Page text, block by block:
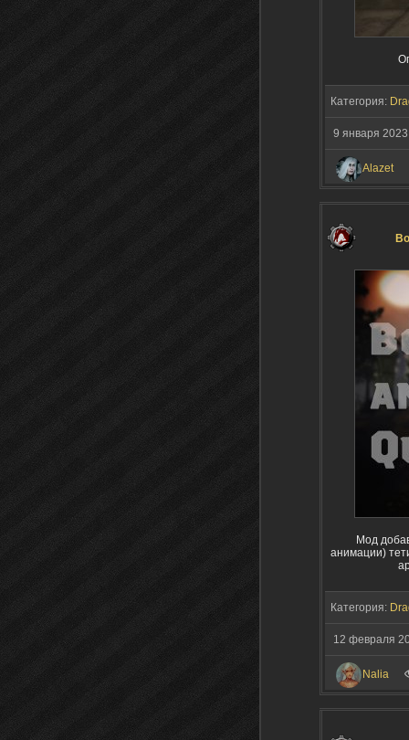
Категория:
9 января 2023
Alazet
Мод
анимации)
Категория:
12 февраля
Nalia